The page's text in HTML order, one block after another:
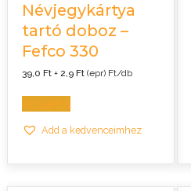
Névjegykártya
tartó doboz –
Fefco 330
39,0Ft +2,9Ft (epr) Ft/db
Kosárba
Add a kedvenceimhez